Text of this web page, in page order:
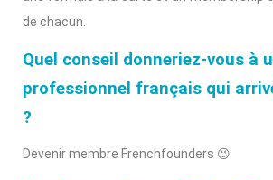
de chacun.
Quel conseil donneriez-vous à
professionnel français qui
?
Devenir membre Frenchfounders 😉